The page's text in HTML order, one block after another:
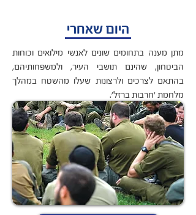
היום שאחרי
מתן מענה בתחומים שונים לאנשי מילואים וכוחות
הביטחון, שהינם תושבי העיר, ולמשפחותיהם,
בהתאם לצרכים ולרצונות שעלו מהשטח במהלך
מלחמת 'חרבות ברזל'.